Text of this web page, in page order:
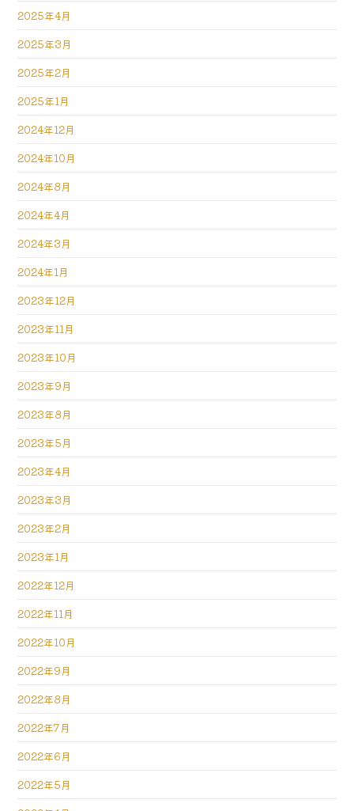
2025年4月
2025年3月
2025年2月
2025年1月
2024年12月
2024年10月
2024年8月
2024年4月
2024年3月
2024年1月
2023年12月
2023年11月
2023年10月
2023年9月
2023年8月
2023年5月
2023年4月
2023年3月
2023年2月
2023年1月
2022年12月
2022年11月
2022年10月
2022年9月
2022年8月
2022年7月
2022年6月
2022年5月